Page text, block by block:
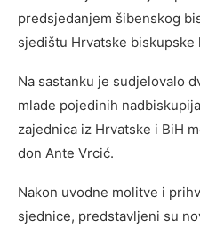
predsjedanjem šibenskog
sjedištu Hrvatske
Na sastanku je sudjelovalo
mlade pojedinih
zajednica iz Hrvatske i BiH
don Ante Vrcić.
Nakon uvodne molitve i
sjednice, predstavljeni su